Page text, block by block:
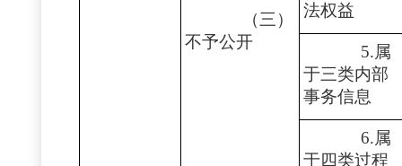
（三）
不予公开
法权益
5.属
于三类内部
事务信息
6.属
于四类过程